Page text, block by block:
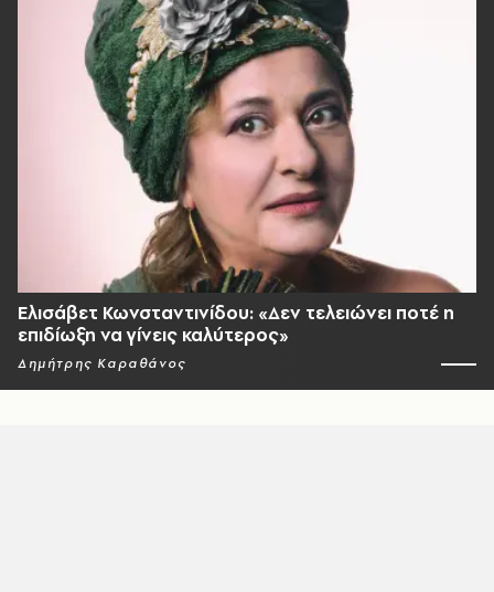
Ελισάβετ Κωνσταντινίδου: «Δεν τελειώνει ποτέ η
επιδίωξη να γίνεις καλύτερος»
Δημήτρης Καραθάνος